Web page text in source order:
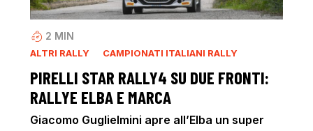
2 MIN
ALTRI RALLY CAMPIONATI ITALIANI RALLY
PIRELLI STAR RALLY4 SU DUE FRONTI:
RALLYE ELBA E MARCA
Giacomo Guglielmini apre all’Elba un super